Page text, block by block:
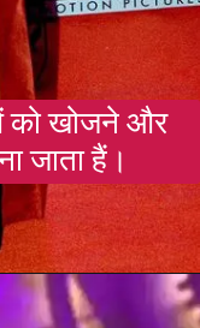
को खोजने और
जाता हैं।